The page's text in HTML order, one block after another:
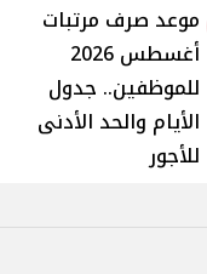
موعد صرف مرتبات
أغسطس 2026
للموظفين.. جدول
الأيام والحد الأدنى
للأجور